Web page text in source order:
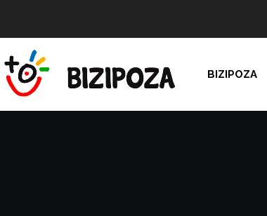
BIZIPOZA